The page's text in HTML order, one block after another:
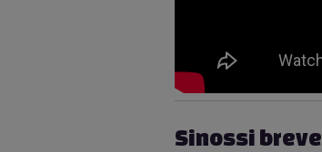
Sinossi breve